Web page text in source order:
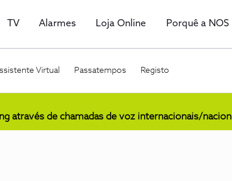
TV Alarmes Loja Online Porquê a NOS
Virtual Passatempos Registo
através de chamadas de voz internacionais/